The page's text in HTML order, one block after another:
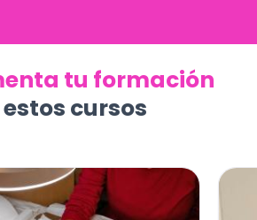
tu formación
cursos